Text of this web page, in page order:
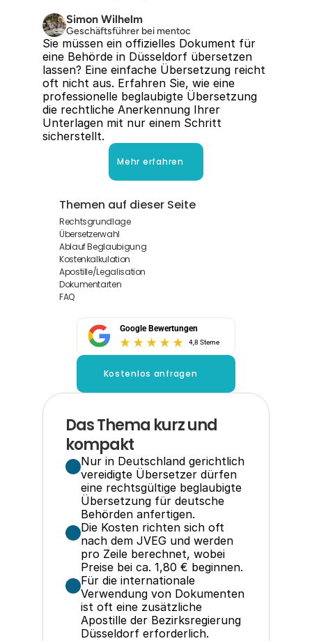
Simon Wilhelm
Geschäftsführer bei mentoc
Sie müssen ein offizielles Dokument für
eine Behörde in Düsseldorf übersetzen
lassen? Eine einfache Übersetzung reicht
oft nicht aus. Erfahren Sie, wie eine
professionelle beglaubigte Übersetzung
die rechtliche Anerkennung Ihrer
Unterlagen mit nur einem Schritt
sicherstellt.
Mehr erfahren
Themen auf dieser Seite
Rechtsgrundlage
Übersetzerwahl
Ablauf Beglaubigung
Kostenkalkulation
Apostille/Legalisation
Dokumentarten
FAQ
Google Bewertungen
4,8 Sterne
Kostenlos anfragen
Das Thema kurz und
kompakt
Nur in Deutschland gerichtlich
vereidigte Übersetzer dürfen
eine rechtsgültige beglaubigte
Übersetzung für deutsche
Behörden anfertigen.
Die Kosten richten sich oft
nach dem JVEG und werden
pro Zeile berechnet, wobei
Preise bei ca. 1,80 € beginnen.
Für die internationale
Verwendung von Dokumenten
ist oft eine zusätzliche
Apostille der Bezirksregierung
Düsseldorf erforderlich.